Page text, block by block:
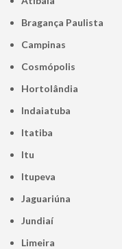
Bragança Paulista
Campinas
Cosmópolis
Hortolândia
Indaiatuba
Itatiba
Itu
Itupeva
Jaguariúna
Jundiaí
Limeira